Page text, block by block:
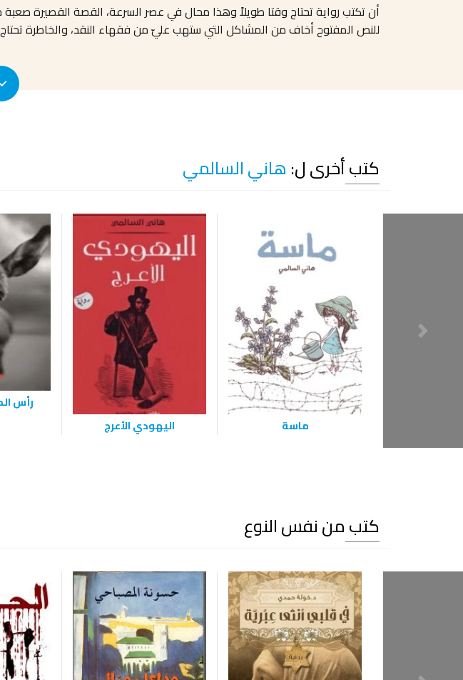
أن تكتب رواية تحتاج وقتا طويلاً وهذا محال في عصر السرعة، القصة القصيرة صعبة
للنص المفتوح أخاف من المشاكل التي ستهب عليّ من فقهاء النقد، والخاطرة
كتب أخرى ل: هاني السالمي
ماسة اليهودي الأعرج
رأس
كتب من نفس النوع